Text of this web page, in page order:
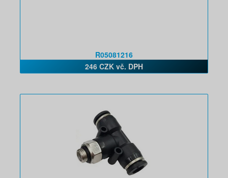
R05081216
246 CZK vč. DPH